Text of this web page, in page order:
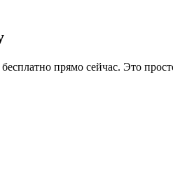
прямо сейчас. Это